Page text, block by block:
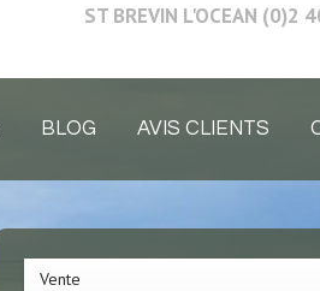
ST BREVIN L'OCEAN (0)2
BLOG AVIS CLIENTS
Vente